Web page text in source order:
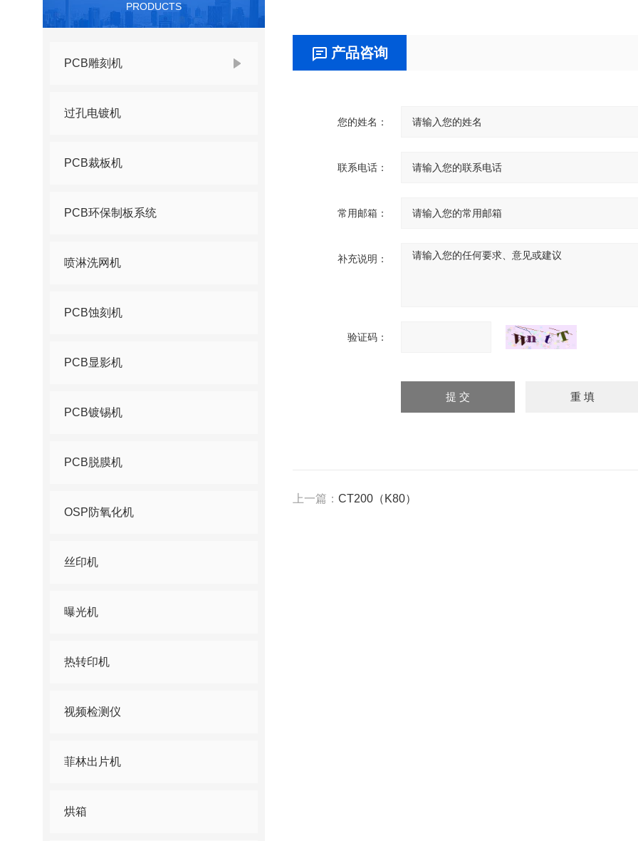
PRODUCTS
PCB雕刻机
过孔电镀机
PCB裁板机
PCB环保制板系统
喷淋洗网机
PCB蚀刻机
PCB显影机
PCB镀锡机
PCB脱膜机
OSP防氧化机
丝印机
曝光机
热转印机
视频检测仪
菲林出片机
烘箱
产品咨询
您的姓名：
联系电话：
常用邮箱：
补充说明：
验证码：
上一篇： CT200（K80）